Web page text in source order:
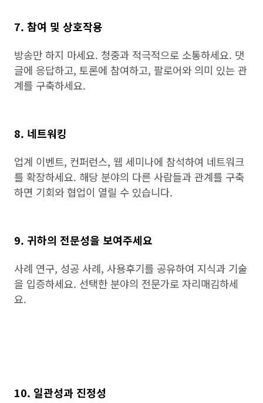
7. 참여 및 상호작용
방송만 하지 마세요. 청중과 적극적으로 소통하세요. 댓
글에 응답하고, 토론에 참여하고, 팔로어와 의미 있는 관
계를 구축하세요.
8. 네트워킹
업계 이벤트, 컨퍼런스, 웹 세미나에 참석하여 네트워크
를 확장하세요. 해당 분야의 다른 사람들과 관계를 구축
하면 기회와 협업이 열릴 수 있습니다.
9. 귀하의 전문성을 보여주세요
사례 연구, 성공 사례, 사용후기를 공유하여 지식과 기술
을 입증하세요. 선택한 분야의 전문가로 자리매김하세
요.
10. 일관성과 진정성